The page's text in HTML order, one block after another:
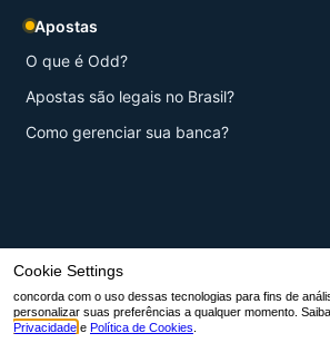
Apostas
O que é Odd?
Apostas são legais no Brasil?
Como gerenciar sua banca?
© 2026 Aqui Esportes.